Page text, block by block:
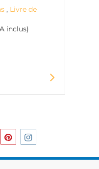
, Livre de
inclus)